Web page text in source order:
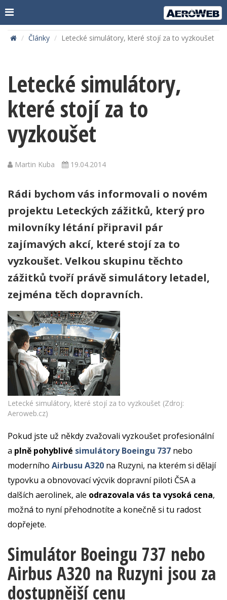
Články Letecké simulátory, které stojí za to vyzkoušet
Letecké simulátory,
které stojí za to
vyzkoušet
Martin Kuba 19.04.2014
Rádi bychom vás informovali o novém
projektu Leteckých zážitků, který pro
milovníky létání připravil pár
zajímavých akcí, které stojí za to
vyzkoušet. Velkou skupinu těchto
zážitků tvoří právě simulátory letadel,
zejména těch dopravních.
Letecké simulátory, které stojí za to vyzkoušet (Zdroj:
Aeroweb.cz)
Pokud jste už někdy zvažovali vyzkoušet profesionální
a plně pohyblivé simulátory Boeingu 737 nebo
moderního Airbusu A320 na Ruzyni, na kterém si dělají
typovku a obnovovací výcvik dopravní piloti ČSA a
dalších aerolinek, ale odrazovala vás ta vysoká cena,
možná to nyní přehodnotíte a konečně si tu radost
dopřejete.
Simulátor Boeingu 737 nebo
Airbus A320 na Ruzyni jsou za
dostupnější cenu